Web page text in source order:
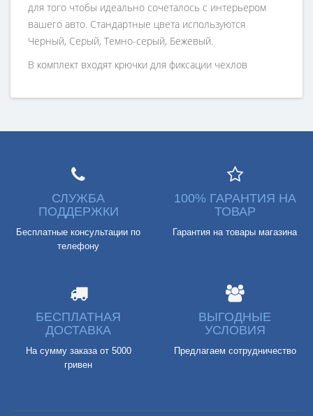
для того чтобы идеально сочеталось с интерьером
вашего авто. Стандартные цвета используются
Черный, Серый, Темно-серый, Бежевый.
В комплект входят крючки для фиксации чехлов
СЛУЖБА
ПОДДЕРЖКИ
Бесплатные консультации по
телефону
100% ГАРАНТИЯ НА
ТОВАР
Гарантия на товары магазина
БЕСПЛАТНАЯ
ДОСТАВКА
На сумму заказа от 5000
гривен
ВЫГОДНЫЕ
УСЛОВИЯ
Предлагаем сотрудничество